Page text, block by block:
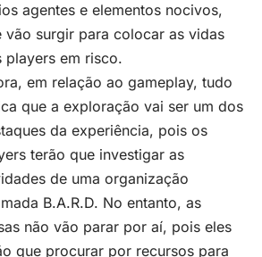
agentes e elementos nocivos,
vão surgir para colocar as vidas
players em risco.
em relação ao gameplay, tudo
que a exploração vai ser um dos
da experiência, pois os
terão que investigar as
de uma organização
B.A.R.D. No entanto, as
não vão parar por aí, pois eles
que procurar por recursos para